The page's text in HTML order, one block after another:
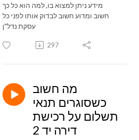
מידע ניתן למצוא בו, למה הוא כל כך
חשוב ומדוע חשוב לבדוק אותו לפני כל
עסקת נדל"ן
297
מה חשוב
כשסוגרים תנאי
תשלום על רכישת
דירה יד 2